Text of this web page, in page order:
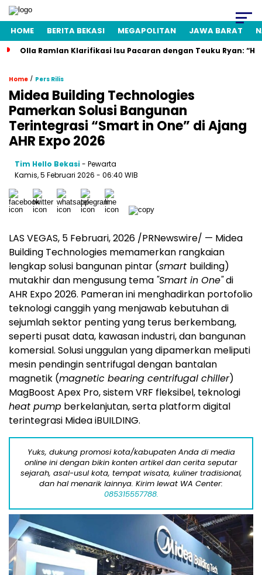
HOME BERITA BEKASI MEGAPOLITAN JAWA BARAT
Olla Ramlan Klarifikasi Isu Pacaran dengan Teuku Ryan:
Home / Pers Rilis
Midea Building Technologies
Pamerkan Solusi Bangunan
Terintegrasi “Smart in One” di Ajang
AHR Expo 2026
Tim Hello Bekasi- Pewarta
Kamis, 5 Februari 2026 - 06:40 WIB
LAS VEGAS, 5 Februari, 2026 /PRNewswire/ — Midea
Building Technologies memamerkan rangkaian
lengkap solusi bangunan pintar (smart building)
mutakhir dan mengusung tema "Smart in One"di
AHR Expo 2026. Pameran ini menghadirkan portofolio
teknologi canggih yang menjawab kebutuhan di
sejumlah sektor penting yang terus berkembang,
seperti pusat data, kawasan industri, dan bangunan
komersial. Solusi unggulan yang dipamerkan meliputi
mesin pendingin sentrifugal dengan bantalan
magnetik (magnetic bearing centrifugal chiller)
MagBoost Apex Pro, sistem VRF fleksibel, teknologi
heat pump berkelanjutan, serta platform digital
terintegrasi Midea iBUILDING.
Yuks, dukung promosi kota/kabupaten Anda di media
online ini dengan bikin konten artikel dan cerita seputar
sejarah, asal-usul kota, tempat wisata, kuliner tradisional,
dan hal menarik lainnya. Kirim lewat WA Center:
085315557788.